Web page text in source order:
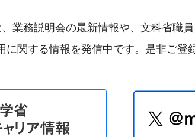
の官庁訪問について【総合職事務系（施
談会について【技術系】
試験（係長級（事務））合格者の官庁訪問
試験のご案内
業務説明会の最新情報や、文科省職員
に関する情報を発信中です。是非ご登